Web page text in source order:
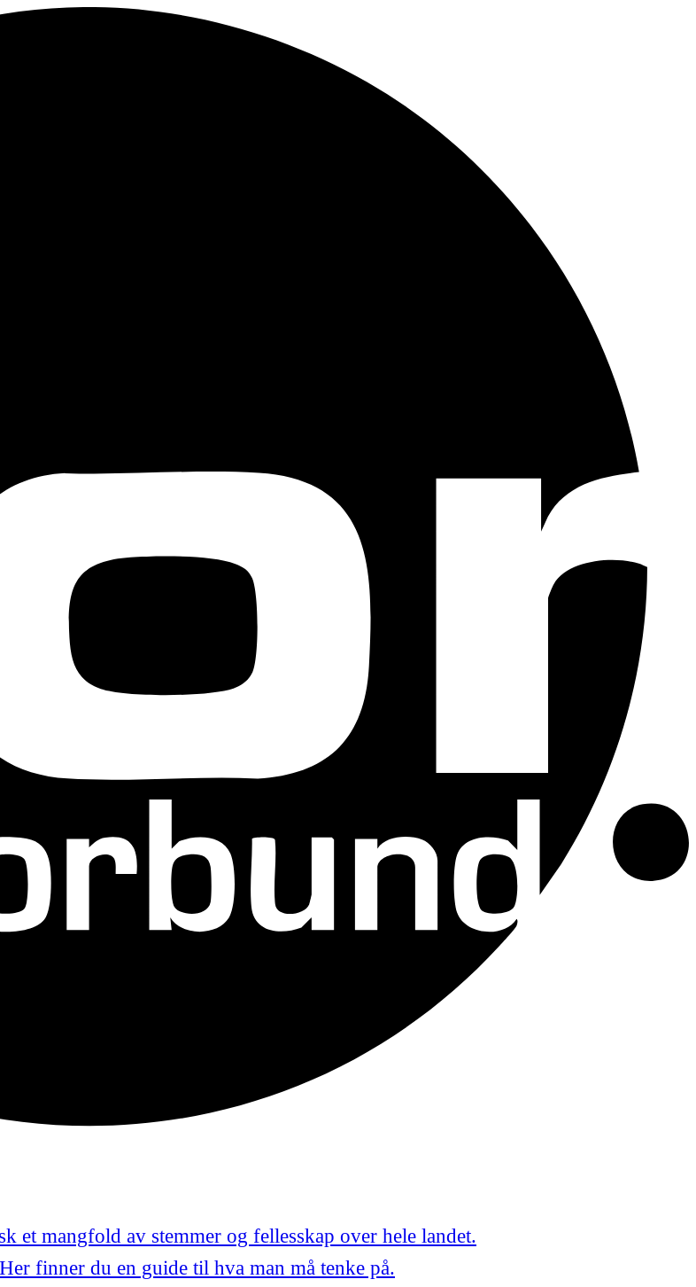
et mangfold av stemmer og fellesskap over hele landet.
finner du en guide til hva man må tenke på.